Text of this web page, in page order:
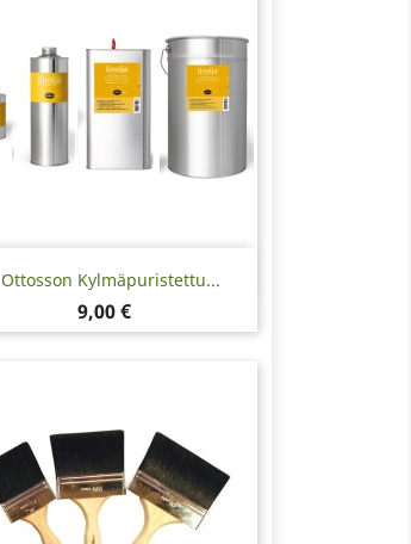
Ottosson Kylmäpuristettu...
Hinta
9,00 €
Pikakatselu